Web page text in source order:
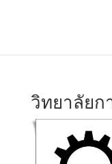
วิทยาลัย